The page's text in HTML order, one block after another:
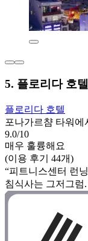
5. 플로리다 호텔
플로리다 호텔
포나가르챰 타워에
9.0/10
매우 훌륭해요
(이용 후기 44개)
“피트니스센터 런
침식사는 그저그럼